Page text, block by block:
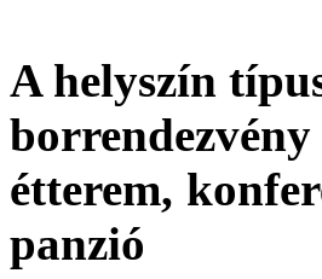
A helyszín
étterem,
panzió